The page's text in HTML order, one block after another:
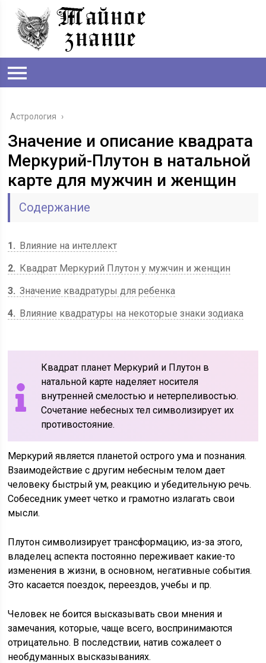
Астрология ›
Значение и описание квадрата
Меркурий-Плутон в натальной
карте для мужчин и женщин
Содержание
1
Влияние на интеллект
2
Квадрат Меркурий Плутон у мужчин и женщин
3 Значение квадратуры для ребенка
4
Влияние квадратуры на некоторые знаки зодиака
Квадрат планет Меркурий и Плутон в
натальной карте наделяет носителя
внутренней смелостью и нетерпеливостью.
Сочетание небесных тел символизирует их
противостояние.
Меркурий является планетой острого ума и познания.
Взаимодействие с другим небесным телом дает
человеку быстрый ум, реакцию и убедительную речь.
Собеседник умеет четко и грамотно излагать свои
мысли.
Плутон символизирует трансформацию, из-за этого,
владелец аспекта постоянно переживает какие-то
изменения в жизни, в основном, негативные события.
Это касается поездок, переездов, учебы и пр.
Человек не боится высказывать свои мнения и
замечания, которые, чаще всего, воспринимаются
отрицательно. В последствии, натив сожалеет о
необдуманных высказываниях.